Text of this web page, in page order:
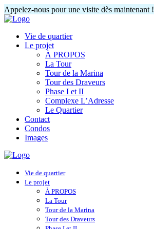
Appelez-nous pour une visite dès maintenant !
Vie de quartier
Le projet
À PROPOS
La Tour
Tour de la Marina
Tour des Draveurs
Phase I et II
Complexe L’Adresse
Le Quartier
Contact
Condos
Images
Vie de quartier
Le projet
À PROPOS
La Tour
Tour de la Marina
Tour des Draveurs